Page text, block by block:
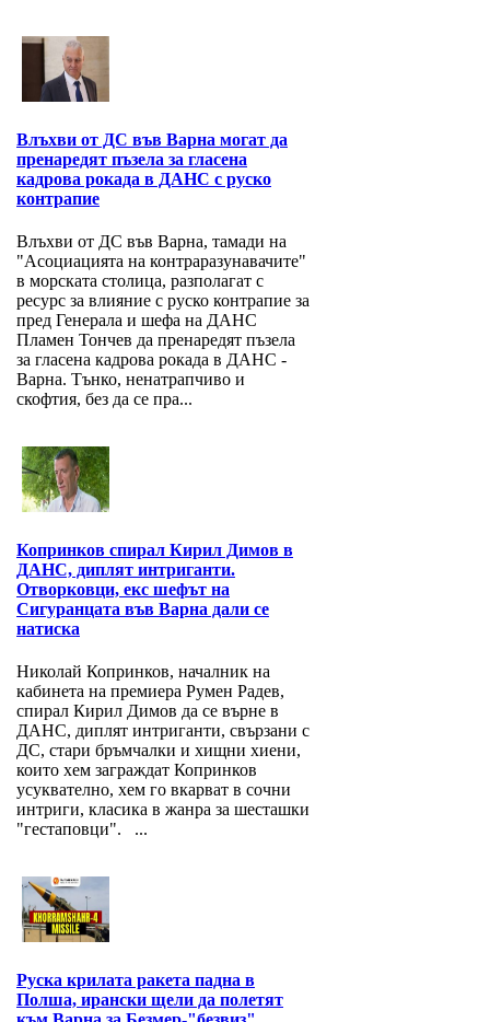
Влъхви от ДС във Варна могат да
пренаредят пъзела за гласена
кадрова рокада в ДАНС с руско
контрапие
Влъхви от ДС във Варна, тамади на
"Асоциацията на контраразунавачите"
в морската столица, разполагат с
ресурс за влияние с руско контрапие за
пред Генерала и шефа на ДАНС
Пламен Тончев да пренаредят пъзела
за гласена кадрова рокада в ДАНС -
Варна. Тънко, ненатрапчиво и
скофтия, без да се пра...
Копринков спирал Кирил Димов в
ДАНС, диплят интриганти.
Отворковци, екс шефът на
Сигуранцата във Варна дали се
натиска
Николай Копринков, началник на
кабинета на премиера Румен Радев,
спирал Кирил Димов да се върне в
ДАНС, диплят интриганти, свързани с
ДС, стари бръмчалки и хищни хиени,
които хем заграждат Копринков
усуквателно, хем го вкарват в сочни
интриги, класика в жанра за шесташки
"гестаповци". ...
Руска крилата ракета падна в
Полша, ирански щели да полетят